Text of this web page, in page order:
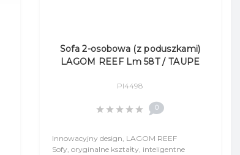
Sofa 2-osobowa (z poduszkami)
LAGOM REEF Lm 58T / TAUPE
Pl4498
0
Innowacyjny design, LAGOM REEF
Sofy, oryginalne kształty, inteligentne